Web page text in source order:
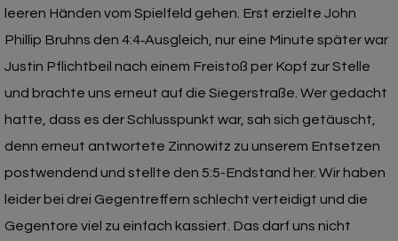
leeren Händen vom Spielfeld gehen. Erst erzielte John
Phillip Bruhns den 4:4‑Ausgleich, nur eine Minute später war
Justin Pflichtbeil nach einem Freistoß per Kopf zur Stelle
und brachte uns erneut auf die Siegerstraße. Wer gedacht
hatte, dass es der Schlusspunkt war, sah sich getäuscht,
denn erneut antwortete Zinnowitz zu unserem Entsetzen
postwendend und stellte den 5:5-Endstand her. Wir haben
leider bei drei Gegentreffern schlecht verteidigt und die
Gegentore viel zu einfach kassiert. Das darf uns nicht